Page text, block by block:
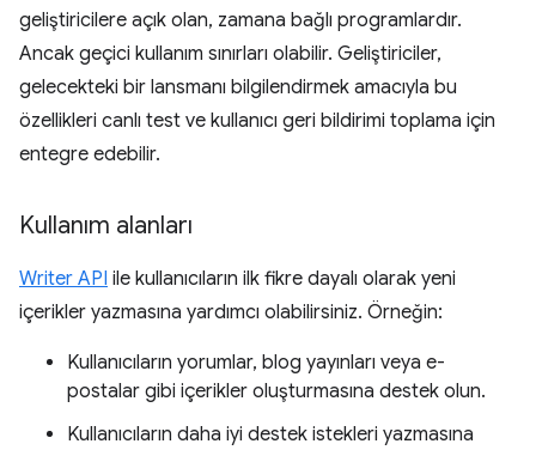
geliştiricilere açık olan, zamana bağlı programlardır.
Ancak geçici kullanım sınırları olabilir. Geliştiriciler,
gelecekteki bir lansmanı bilgilendirmek amacıyla bu
özellikleri canlı test ve kullanıcı geri bildirimi toplama için
entegre edebilir.
Kullanım alanları
Writer API ile kullanıcıların ilk fikre dayalı olarak yeni
içerikler yazmasına yardımcı olabilirsiniz. Örneğin:
Kullanıcıların yorumlar, blog yayınları veya e-
postalar gibi içerikler oluşturmasına destek olun.
Kullanıcıların daha iyi destek istekleri yazmasına